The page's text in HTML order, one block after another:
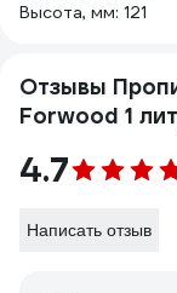
Высота, мм: 121
Отзывы
Forwood 1
4.7
Написать отзыв